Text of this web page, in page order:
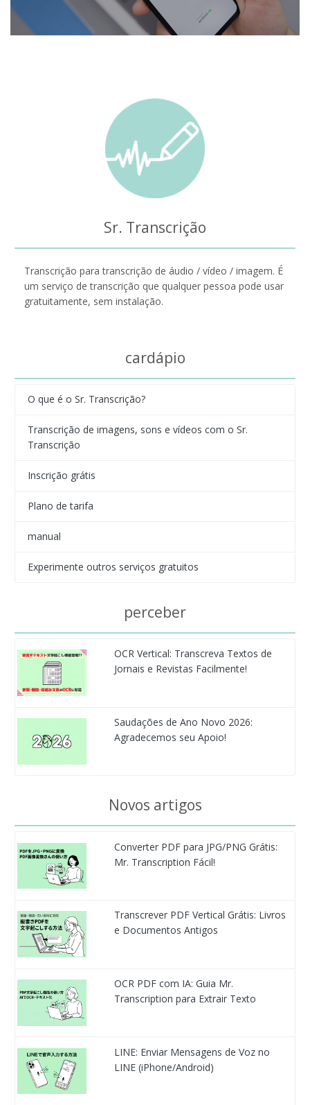
Sr. Transcrição
Transcrição para transcrição de áudio / vídeo / imagem. É
um serviço de transcrição que qualquer pessoa pode usar
gratuitamente, sem instalação.
cardápio
O que é o Sr. Transcrição?
Transcrição de imagens, sons e vídeos com o Sr.
Transcrição
Inscrição grátis
Plano de tarifa
manual
Experimente outros serviços gratuitos
perceber
OCR Vertical: Transcreva Textos de
Jornais e Revistas Facilmente!
Saudações de Ano Novo 2026:
Agradecemos seu Apoio!
Novos artigos
Converter PDF para JPG/PNG Grátis:
Mr. Transcription Fácil!
Transcrever PDF Vertical Grátis: Livros
e Documentos Antigos
OCR PDF com IA: Guia Mr.
Transcription para Extrair Texto
LINE: Enviar Mensagens de Voz no
LINE (iPhone/Android)